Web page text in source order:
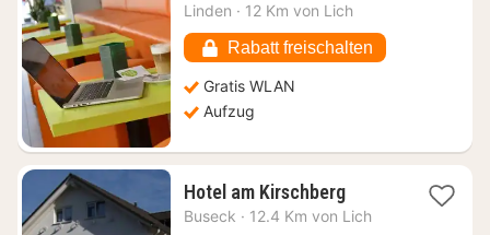
Nacht
74,34
€
Linden · 12 Km von Lich
Rabatt freischalten
Gratis WLAN
Aufzug
Hotel am Kirschberg1
Nacht
Buseck · 12.4 Km von Lich